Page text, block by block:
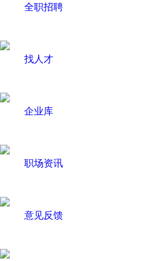
全职招聘
找人才
企业库
职场资讯
意见反馈